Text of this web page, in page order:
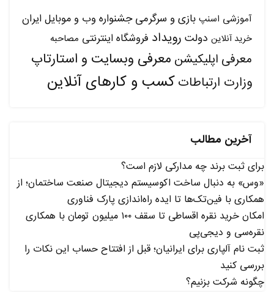
آموزشی اسنپ بازی و سرگرمی جشنواره وب و موبایل ایران
خرید آنلاین دولت رویداد فروشگاه اینترنتی مصاحبه
معرفی اپلیکیشن معرفی وبسایت و استارتاپ
وزارت ارتباطاتکسب و کارهای آنلاین
آخرین مطالب
برای ثبت برند چه مدارکی لازم است؟
«وس» به دنبال ساخت اکوسیستم دیجیتال صنعت ساختمان؛ از
همکاری با فین‌تک‌ها تا ایده راه‌اندازی پارک فناوری
امکان خرید نقره اقساطی تا سقف ۱۰۰ میلیون تومان با همکاری
نقره‌سی و دیجی‌پی
ثبت نام آلپاری برای ایرانیان؛ قبل از افتتاح حساب این نکات را
بررسی کنید
چگونه شرکت بزنیم؟